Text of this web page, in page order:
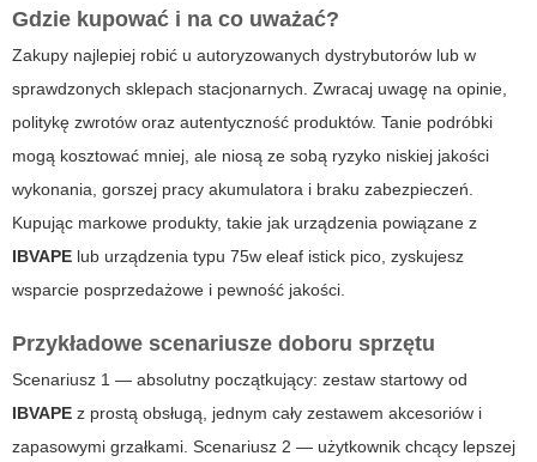
Gdzie kupować i na co uważać?
Zakupy najlepiej robić u autoryzowanych dystrybutorów lub w
sprawdzonych sklepach stacjonarnych. Zwracaj uwagę na opinie,
politykę zwrotów oraz autentyczność produktów. Tanie podróbki
mogą kosztować mniej, ale niosą ze sobą ryzyko niskiej jakości
wykonania, gorszej pracy akumulatora i braku zabezpieczeń.
Kupując markowe produkty, takie jak urządzenia powiązane z
IBVAPE lub urządzenia typu 75w eleaf istick pico, zyskujesz
wsparcie posprzedażowe i pewność jakości.
Przykładowe scenariusze doboru sprzętu
Scenariusz 1 — absolutny początkujący: zestaw startowy od
IBVAPE z prostą obsługą, jednym cały zestawem akcesoriów i
zapasowymi grzałkami. Scenariusz 2 — użytkownik chcący lepszej